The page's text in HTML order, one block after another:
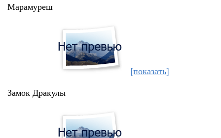
Марамуреш
[показать]
Замок Дракулы